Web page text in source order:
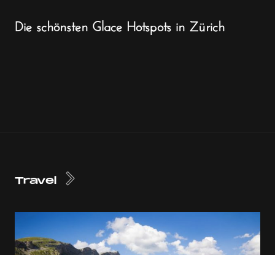
Die schönsten Glace Hotspots in Zürich
Travel